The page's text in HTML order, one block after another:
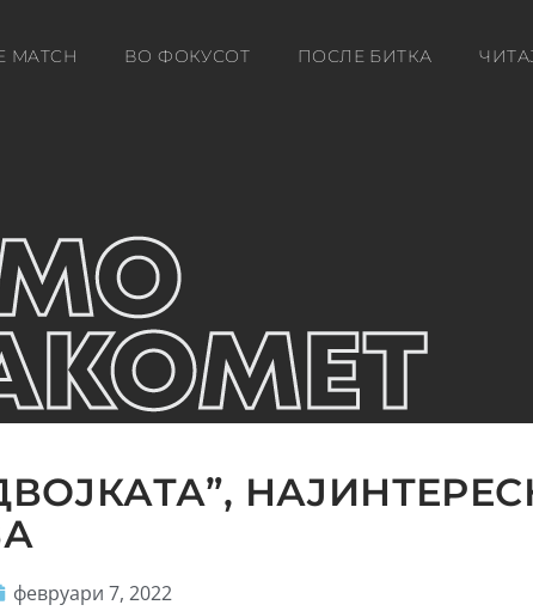
MATCH ВО ФОКУСОТ ПОСЛЕ БИТКА
февруари 7, 2022